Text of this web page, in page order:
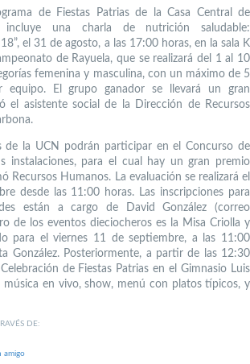
de Fiestas Patrias de la Casa Central de
incluye una charla de nutrición saludable:
el 31 de agosto, a las 17:00 horas, en la sala K
de Rayuela, que se realizará del 1 al 10
femenina y masculina, con un máximo de 5
equipo. El grupo ganador se llevará un gran
el asistente social de la Dirección de Recursos
de la UCN podrán participar en el Concurso de
instalaciones, para el cual hay un gran premio
Recursos Humanos. La evaluación se realizará el
desde las 11:00 horas. Las inscripciones para
están a cargo de David González (correo
de los eventos dieciocheros es la Misa Criolla y
para el viernes 11 de septiembre, a las 11:00
González. Posteriormente, a partir de las 12:30
de Fiestas Patrias en el Gimnasio Luis
música en vivo, show, menú con platos típicos, y
DE:
amigo